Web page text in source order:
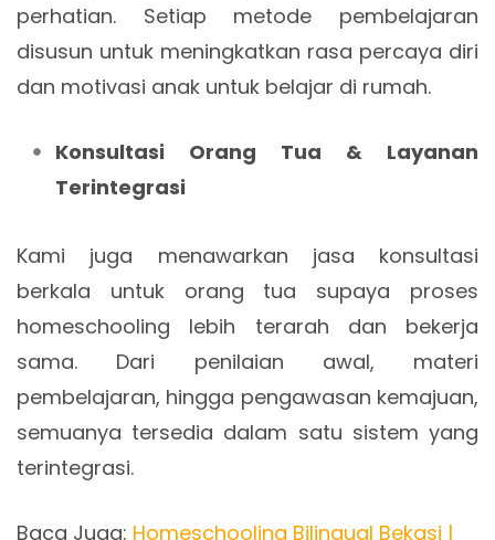
perhatian. Setiap metode pembelajaran
disusun untuk meningkatkan rasa percaya diri
dan motivasi anak untuk belajar di rumah.
Konsultasi Orang Tua & Layanan
Terintegrasi
Kami juga menawarkan jasa konsultasi
berkala untuk orang tua supaya proses
homeschooling lebih terarah dan bekerja
sama. Dari penilaian awal, materi
pembelajaran, hingga pengawasan kemajuan,
semuanya tersedia dalam satu sistem yang
terintegrasi.
Baca Juga: Homeschooling Bilingual Bekasi |